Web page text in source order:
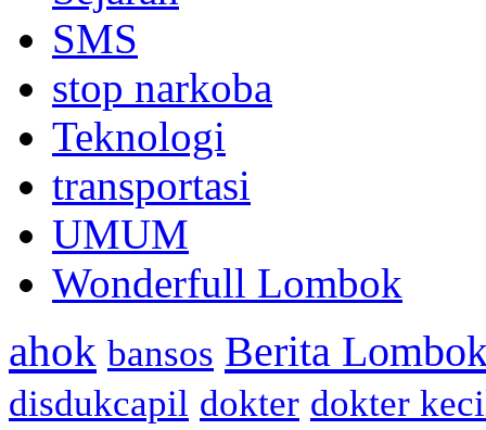
SMS
stop narkoba
Teknologi
transportasi
UMUM
Wonderfull Lombok
ahok bansos Berita
disdukcapil dokter dokter